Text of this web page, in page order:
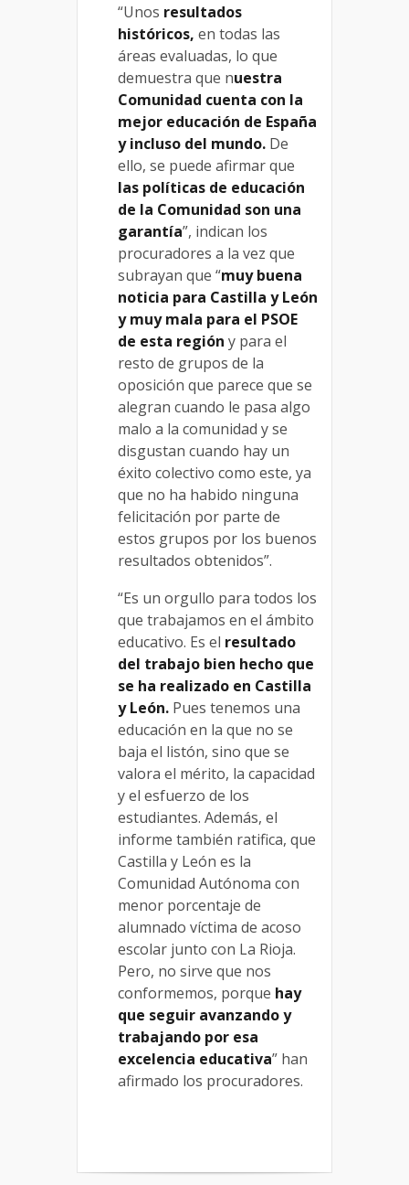
“Unos resultados
históricos, en todas las
áreas evaluadas, lo que
demuestra que nuestra
Comunidad cuenta con la
mejor educación de España
y incluso del mundo. De
ello, se puede afirmar que
las políticas de educación
de la Comunidad son una
garantía”, indican los
procuradores a la vez que
subrayan que “muy buena
noticia para Castilla y León
y muy mala para el PSOE
de esta región y para el
resto de grupos de la
oposición que parece que se
alegran cuando le pasa algo
malo a la comunidad y se
disgustan cuando hay un
éxito colectivo como este, ya
que no ha habido ninguna
felicitación por parte de
estos grupos por los buenos
resultados obtenidos”.
“Es un orgullo para todos los
que trabajamos en el ámbito
educativo. Es el resultado
del trabajo bien hecho que
se ha realizado en Castilla
y León. Pues tenemos una
educación en la que no se
baja el listón, sino que se
valora el mérito, la capacidad
y el esfuerzo de los
estudiantes. Además, el
informe también ratifica, que
Castilla y León es la
Comunidad Autónoma con
menor porcentaje de
alumnado víctima de acoso
escolar junto con La Rioja.
Pero, no sirve que nos
conformemos, porque hay
que seguir avanzando y
trabajando por esa
excelencia educativa” han
afirmado los procuradores.